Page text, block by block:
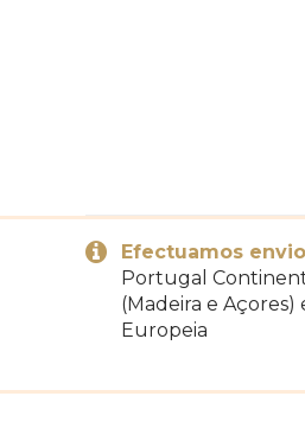
Efectuamos
Portugal
(Madeira e Açores)
Europeia